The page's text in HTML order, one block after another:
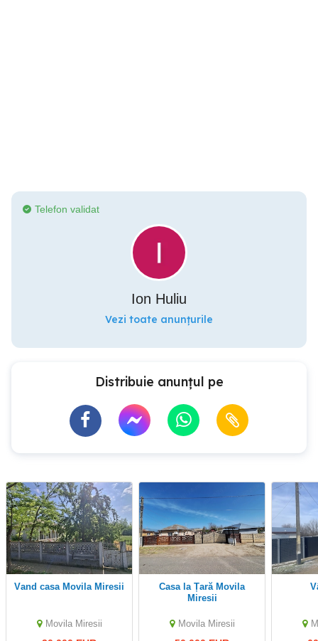
Telefon validat
Ion Huliu
Vezi toate anunțurile
Distribuie anunțul pe
vand casa Movila Miresii
Movila Miresii
Casa la Țară Movila
Miresii
Movila Miresii